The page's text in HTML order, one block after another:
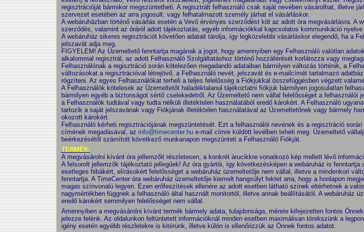
regisztrációját bármikor megszüntetheti. A regisztrált felhasználó csak saját nevében vásárolhat, illetve
szervezet esetében az arra jogosult, vagy felhatalmazott személy járhat el vásárláskor.
A webáruházban történő vásárlás esetén a Vevő érvényes szerződést köt az adott óra megvásárlásra. A
szerződés, valamint az óráról adott tájékoztatás, egyéb információkkal kapcsolatos kommunikáció nyelve
A webáruház sikeres regisztrációt követően adatait tárolja, így legközelebbi vásárláskor elegendő, ha a
jelszavát adja meg.
FIGYELEM! Az Üzemeltető fenntartja magának a jogot, hogy amennyiben egy Felhasználó valótlan
alkalommal regisztrál, az adott Felhasználó Szolgáltatáshoz történő hozzáférését korlátozza vagy
Felhasználónak a regisztráció során kötelezően megadandó adataiban bármilyen változás történik, a
változásokat a regisztrációval létrejövő, a Felhasználó nevét, jelszavát és e-mailcímét tartalmazó
rögzíteni. Az egyes Felhasználókat terheli a teljes felelősség a Fiókjukkal összefüggésben végzett
A Felhasználók kötelesek az Üzemeltetőt haladéktalanul tájékoztatni fiókjuk bármilyen jogosulatlan
bármilyen egyéb a biztonságot sértő cselekedetről. Az Üzemeltető nem vállal felelősséget a felhasználói
a Felhasználók tudtával vagy tudta nélküli illetéktelen használatából eredő károkért. A Felhasználó
tartozik a saját jelszavának vagy Fiókjának illetéktelen használatával az Üzemeltetőnek vagy bármely
okozott károkért.
Felhasználó kérheti regisztrációjának megszüntetését. Ezt a felhasználói nevének és a regisztráció során
címének megadásával, az info@timecenter.hue-mail címre küldött levélben teheti meg. Üzemeltető
beérkezésétől számított következő munkanapon megszünteti a Felhasználó Fiókját.
TERMÉK:
A megvásárolni kívánt óra jellemzőit részletesen, a konkrét árucikkre vonatkozó kép mellett lévő
A felsorolt jellemzők tájékoztató jellegűek! Az óra gyártói, így következésképen a webáruház is fenntartja
esetleges hibákért, elírásokért felelősséget a webáruház üzemeltetője nem vállal, illetve a mindenkori
fenntartja. A TimeCenter óra webáruház üzemeltetője kiemelt hangsúlyt fektet arra, hogy a honlapon
magas színvonalú legyen. Ezen erőfeszítések ellenére az adott esetben látható színek eltérhetnek a
nagymértékben függnek a felhasználó által használt monitortól, illetve annak beállításától. A webáruház
eredő károkért semmilyen felelősséget nem vállal.
Amennyiben a megvásárolni kívánt termék bármely adata, tulajdonsága, mérete kifejezetten fontos
jelezze felénk. Az oldalunkon feltüntetett információknál minden esetben maximálisan törekszünk a
igény esetén egyébb részletekre is kitérünk, illetve külön is ellenőrizzük az Önnek fontos adatot.